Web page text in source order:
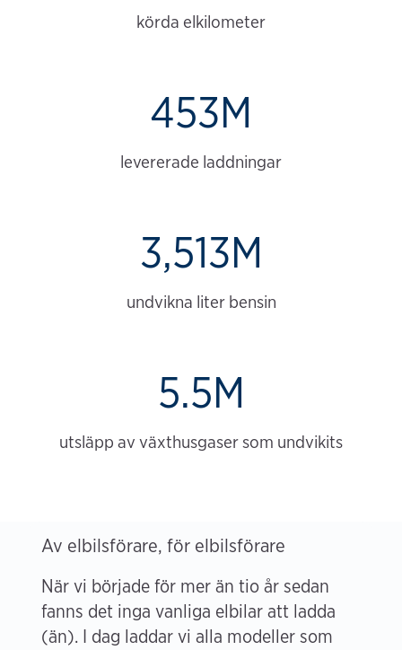
körda elkilometer
453M
levererade laddningar
3,513M
undvikna liter bensin
5.5M
utsläpp av växthusgaser som undvikits
Av elbilsförare, för elbilsförare
När vi började för mer än tio år sedan
fanns det inga vanliga elbilar att ladda
(än). I dag laddar vi alla modeller som